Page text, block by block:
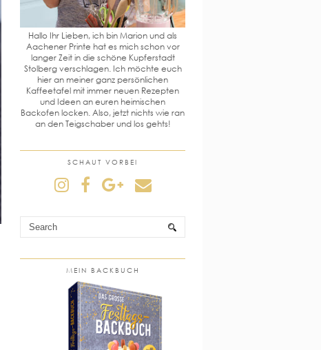
Hallo Ihr Lieben, ich bin Marion und als
Aachener Printe hat es mich schon vor
langer Zeit in die schöne Kupferstadt
Stolberg verschlagen. Ich möchte euch
hier an meiner ganz persönlichen
Kaffeetafel mit immer neuen Rezepten
und Ideen an euren heimischen
Backofen locken. Also, jetzt nichts wie ran
an den Teigschaber und los gehts!
SCHAUT VORBEI
MEIN BACKBUCH